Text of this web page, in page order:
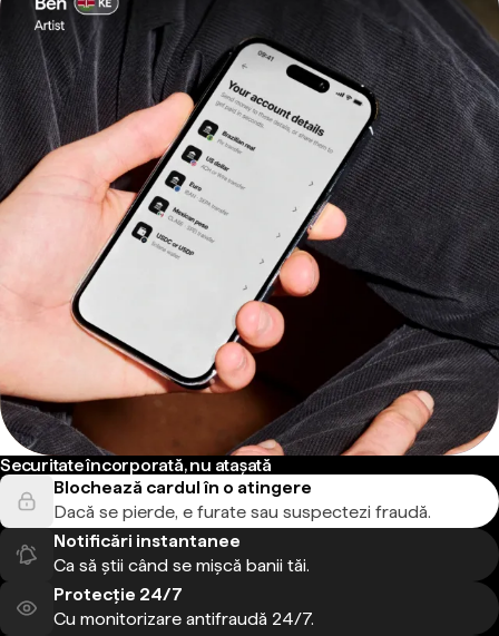
Securitate încorporată, nu atașată
Blochează cardul în o atingere
Dacă se pierde, e furate sau suspectezi fraudă.
Notificări instantanee
Ca să știi când se mișcă banii tăi.
Protecție 24/7
Cu monitorizare antifraudă 24/7.